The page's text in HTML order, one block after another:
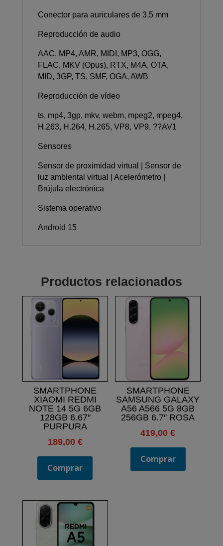
Conector para auriculares de 3,5 mm
Reproducción de audio
AAC, MP4, AMR, MIDI, MP3, OGG,
FLAC, MKV (Opus), RTX, M4A, OTA,
MID, 3GP, TS, SMF, OGA, AWB
Reproducción de vídeo
ts, mp4, 3gp, mkv, webm, mpeg2, mpeg4,
H.263, H.264, H.265, VP8, VP9, ??AV1
Sensores
Sensor de proximidad virtual | Sensor de
luz ambiental virtual | Acelerómetro |
Brújula electrónica
Sistema operativo
Android 15
Productos relacionados
SMARTPHONE
XIAOMI REDMI
NOTE 14 5G 6GB
128GB 6.67″
PURPURA
189,00 €
Comprar
SMARTPHONE
SAMSUNG GALAXY
A56 A566 5G 8GB
256GB 6.7″ ROSA
419,00€
Comprar